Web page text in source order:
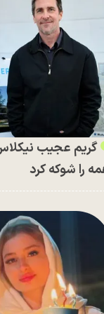
گریم عجیب
را شوکه کرد